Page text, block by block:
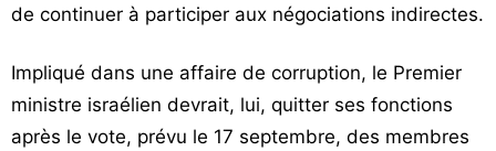
de continuer à participer aux négociations indirectes.
Impliqué dans une affaire de corruption, le Premier
ministre israélien devrait, lui, quitter ses fonctions
après le vote, prévu le 17 septembre, des membres